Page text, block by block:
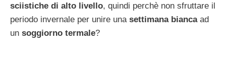
sciistiche di alto livello, quindi perchè non sfruttare il
periodo invernale per unire unasettimana biancaad
un soggiorno termale?